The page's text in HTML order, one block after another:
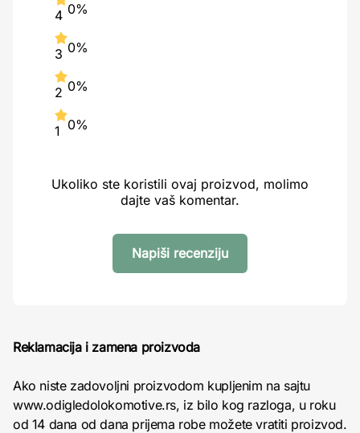
4 0%
3 0%
2 0%
1 0%
Ukoliko ste koristili ovaj proizvod, molimo
dajte vaš komentar.
Napiši recenziju
Reklamacija i zamena proizvoda
Ako niste zadovoljni proizvodom kupljenim na sajtu
www.odigledolokomotive.rs, iz bilo kog razloga, u roku
od 14 dana od dana prijema robe možete vratiti proizvod.